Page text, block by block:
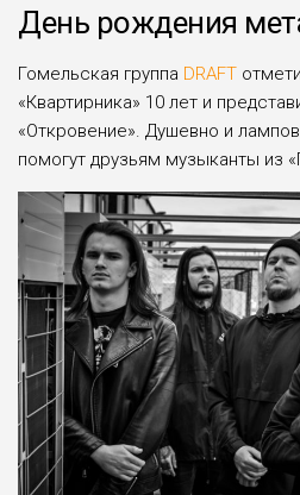
День рождения
Гомельская группа DRAFT
«Квартирника» 10 лет и
«Откровение». Душевно и
помогут друзьям музыканты из